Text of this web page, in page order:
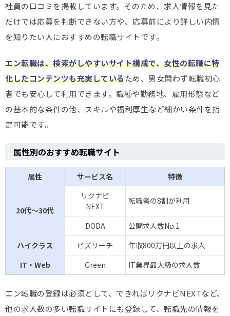
社員の口コミを掲載しています。そのため、求人情報を見た
だけでは応募を判断できない方や、応募前により詳しい内情
を知りたい人におすすめの転職サイトです。
エン転職は、検索がしやすいサイト構成で、女性の転職に特
化したコンテンツも充実しているため、男女問わず転職初心
者でも安心して利用できます。職種や勤務地、雇用形態など
の基本的な条件の他、スキルや福利厚生など細かい条件を指
定可能です。
属性別のおすすめ転職サイト
属性 サービス名 特徴
20代～30代
リクナビ
NEXT
転職者の8割が利用
DODA
公開求人数No.1
ハイクラス
ビズリーチ
年収800万円以上の求人
IT・Web
Green IT業界最大級の求人数
エン転職の登録は必須として、できればリクナビNEXTなど、
他の求人数の多い転職サイトにも登録して、転職先の情報を